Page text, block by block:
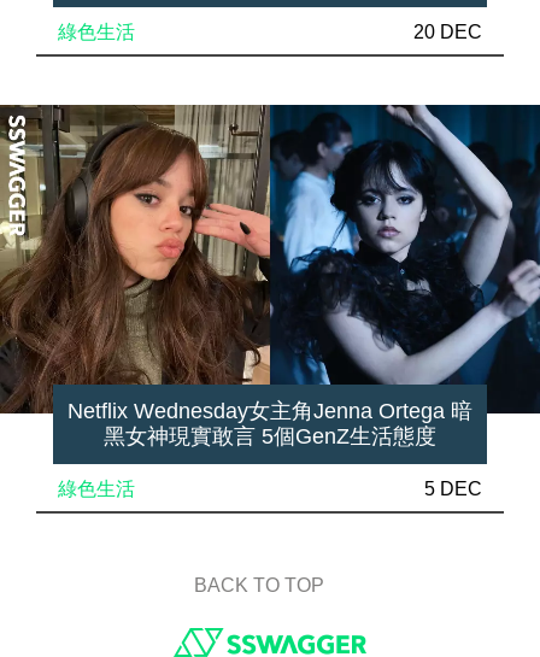
綠色生活 20 DEC
Netflix Wednesday女主角Jenna Ortega 暗
黑女神現實敢言 5個GenZ生活態度
綠色生活 5 DEC
BACK TO TOP